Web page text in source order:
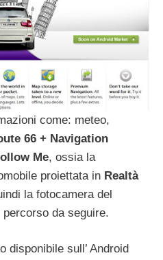
come: meteo,
66 + Navigation
Me, ossia la
proiettata in Realtà
la fotocamera del
da seguire.
disponibile sull’ Android